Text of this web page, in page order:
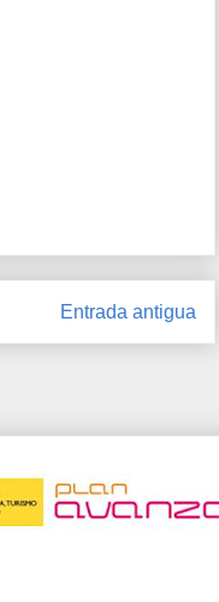
Entrada antigua